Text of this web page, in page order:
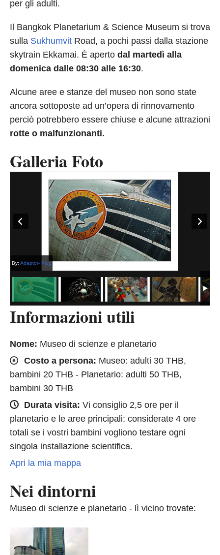
per gli adulti.
Il Bangkok Planetarium & Science Museum si trova
sulla Sukhumvit Road, a pochi passi dalla stazione
skytrain Ekkamai. È aperto dal martedì alla
domenica dalle 08:30 alle 16:30.
Alcune aree e stanze del museo non sono state
ancora sottoposte ad un’opera di rinnovamento
perciò potrebbero essere chiuse e alcune attrazioni
rotte o malfunzionanti.
Galleria Foto
By: Adaptor- Plug
Informazioni utili
Nome: Museo di scienze e planetario
Costo a persona: Museo: adulti 30 THB,
bambini 20 THB - Planetario: adulti 50 THB,
bambini 30 THB
Durata visita: Vi consiglio 2,5 ore per il
planetario e le aree principali; considerate 4 ore
totali se i vostri bambini vogliono testare ogni
singola installazione scientifica.
Apri la mia mappa
Nei dintorni
Museo di scienze e planetario - lì vicino trovate: